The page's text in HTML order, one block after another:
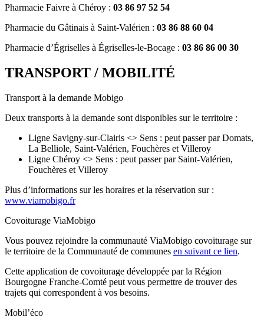
Pharmacie Faivre à Chéroy : 03 86 97 52 54
Pharmacie du Gâtinais à Saint-Valérien : 03 86 88 60 04
Pharmacie d’Égriselles à Égriselles-le-Bocage : 03 86 86 00 30
TRANSPORT / MOBILITÉ
Transport à la demande Mobigo
Deux transports à la demande sont disponibles sur le territoire :
Ligne Savigny-sur-Clairis <> Sens : peut passer par Domats,
La Belliole, Saint-Valérien, Fouchères et Villeroy
Ligne Chéroy <> Sens : peut passer par Saint-Valérien,
Fouchères et Villeroy
Plus d’informations sur les horaires et la réservation sur :
www.viamobigo.fr
Covoiturage ViaMobigo
Vous pouvez rejoindre la communauté ViaMobigo covoiturage sur
le territoire de la Communauté de communes en suivant ce lien.
Cette application de covoiturage développée par la Région
Bourgogne Franche-Comté peut vous permettre de trouver des
trajets qui correspondent à vos besoins.
Mobil’éco